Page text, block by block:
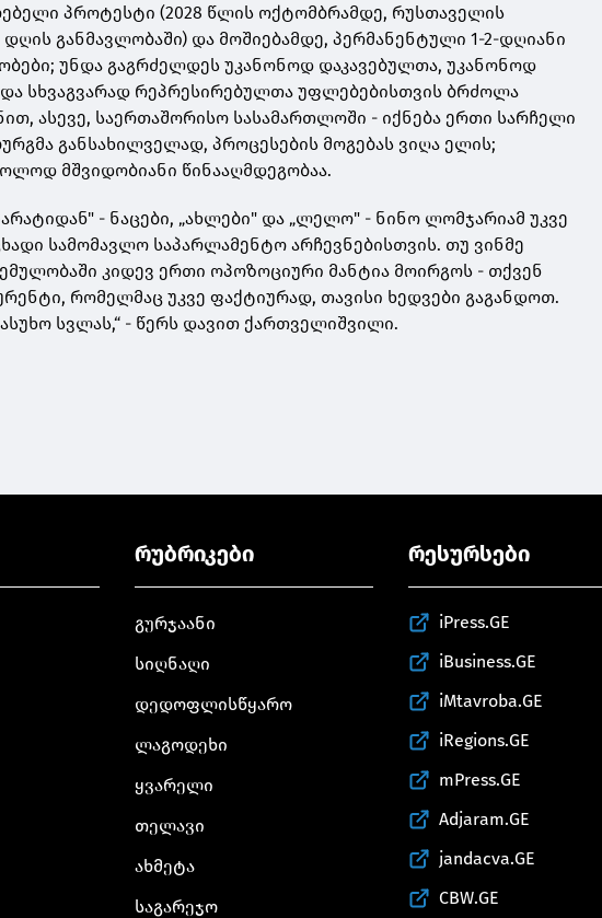
პროტესტი (2028 წლის ოქტომბრამდე, რუსთაველის
დღის განმავლობაში) და მოშიებამდე, პერმანენტული 1-2-დღიანი
უნდა გაგრძელდეს უკანონოდ დაკავებულთა, უკანონოდ
სხვაგვარად რეპრესირებულთა უფლებებისთვის ბრძოლა
ასევე, საერთაშორისო სასამართლოში - იქნება ერთი სარჩელი
განსახილველად, პროცესების მოგებას ვიღა ელის;
მშვიდობიანი წინააღმდეგობაა.
- ნაცები, „ახლები" და „ლელო" - ნინო ლომჯარიამ უკვე
სამომავლო საპარლამენტო არჩევნებისთვის. თუ ვინმე
კიდევ ერთი ოპოზოციური მანტია მოირგოს - თქვენ
რომელმაც უკვე ფაქტიურად, თავისი ხედვები გაგანდოთ.
სვლას,“ - წერს დავით ქართველიშვილი.
რუბრიკები
გურჯაანი
სიღნაღი
დედოფლისწყარო
ლაგოდეხი
ყვარელი
თელავი
ახმეტა
საგარეჯო
რესურსები
iPress.GE
iBusiness.GE
iMtavroba.GE
iRegions.GE
mPress.GE
Adjaram.GE
jandacva.GE
CBW.GE